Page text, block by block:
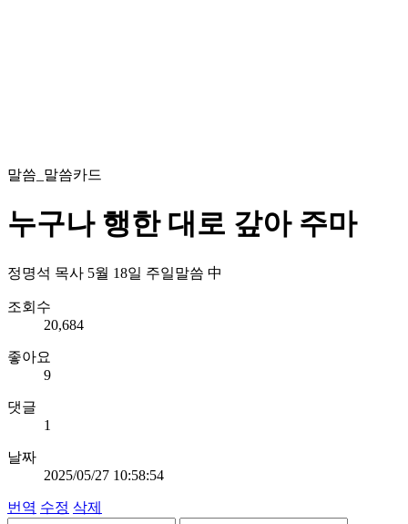
말씀_말씀카드
누구나 행한 대로 갚아 주마
정명석 목사 5월 18일 주일말씀 中
조회수
20,684
좋아요
9
댓글
1
날짜
2025/05/27 10:58:54
번역 수정 삭제